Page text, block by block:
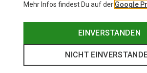
Mehr Infos findest Du auf der Google
EINVERSTANDEN
NICHT